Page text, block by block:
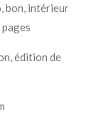
bon, intérieur
édition de